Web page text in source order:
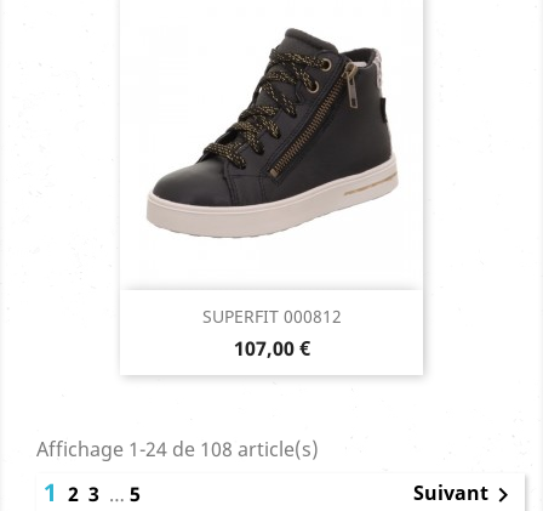
SUPERFIT 000812
Prix
107,00 €
Affichage 1-24 de 108 article(s)
1 2 3 … 5 Suivant 